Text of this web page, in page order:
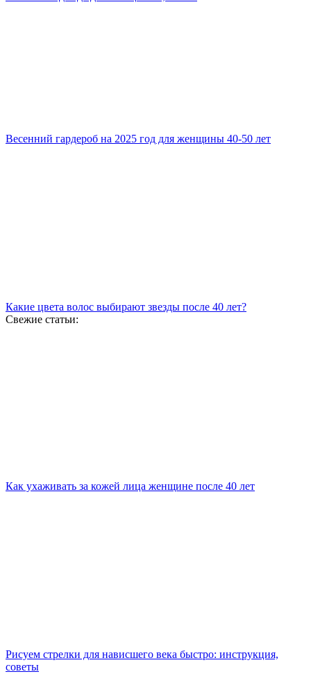
Весенний гардероб на 2025 год для женщины 40-50 лет
Какие цвета волос выбирают звезды после 40 лет?
Свежие статьи:
Как ухаживать за кожей лица женщине после 40 лет
Рисуем стрелки для нависшего века быстро: инструкция,
советы